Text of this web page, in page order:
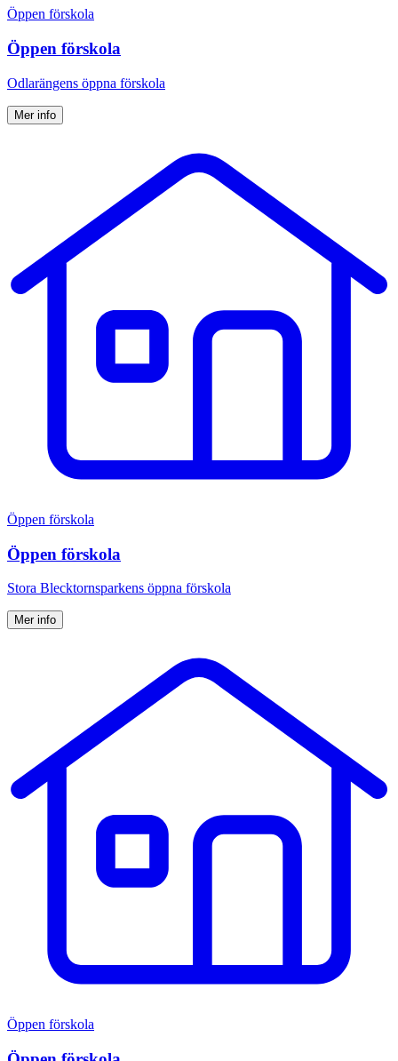
Öppen förskola
Öppen förskola
Odlarängens öppna förskola
Mer info
Öppen förskola
Öppen förskola
Stora Blecktornsparkens öppna förskola
Mer info
Öppen förskola